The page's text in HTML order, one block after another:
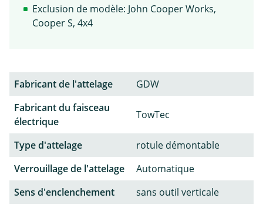
Exclusion de modèle: John Cooper Works,
Cooper S, 4x4
Fabricant de l'attelage
GDW
Fabricant du faisceau
électrique
TowTec
Type d'attelage
rotule démontable
Verrouillage de l'attelage
Automatique
Sens d'enclenchement
sans outil verticale